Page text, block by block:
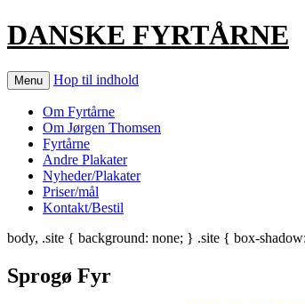
DANSKE FYRTÅRNE
Menu Hop til indhold
Om Fyrtårne
Om Jørgen Thomsen
Fyrtårne
Andre Plakater
Nyheder/Plakater
Priser/mål
Kontakt/Bestil
body, .site { background: none; } .site { box-
Sprogø Fyr